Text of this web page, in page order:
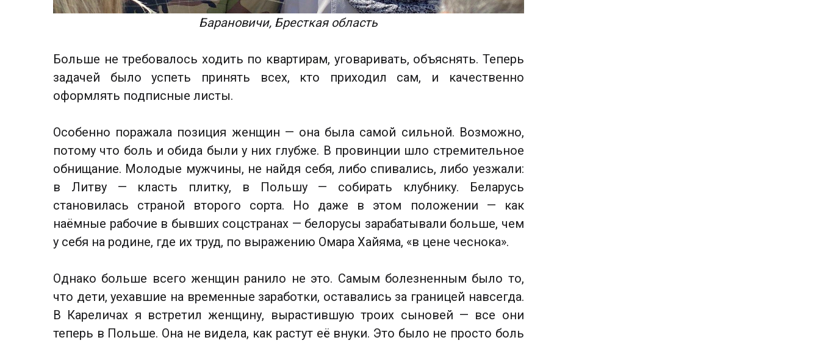
Барановичи, Бресткая область
Больше не требовалось ходить по квартирам, уговаривать, объяснять. Теперь
задачей было успеть принять всех, кто приходил сам, и качественно
оформлять подписные листы.
Особенно поражала позиция женщин — она была самой сильной. Возможно,
потому что боль и обида были у них глубже. В провинции шло стремительное
обнищание. Молодые мужчины, не найдя себя, либо спивались, либо уезжали:
в Литву — класть плитку, в Польшу — собирать клубнику. Беларусь
становилась страной второго сорта. Но даже в этом положении — как
наёмные рабочие в бывших соцстранах — белорусы зарабатывали больше, чем
у себя на родине, где их труд, по выражению Омара Хайяма, «в цене чеснока».
Однако больше всего женщин ранило не это. Самым болезненным было то,
что дети, уехавшие на временные заработки, оставались за границей навсегда.
В Кареличах я встретил женщину, вырастившую троих сыновей — все они
теперь в Польше. Она не видела, как растут её внуки. Это было не просто боль